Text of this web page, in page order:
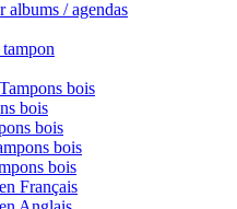
albums / agendas
bois
bois
bois
bois
bois
Français